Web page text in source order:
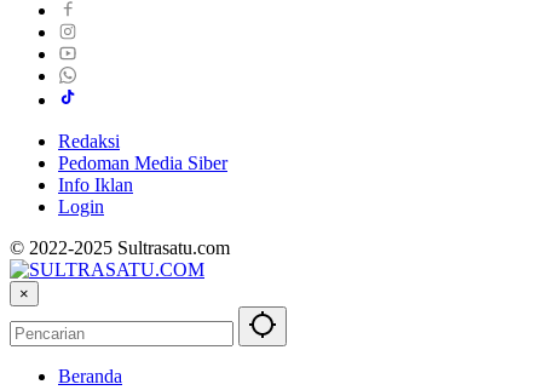
Redaksi
Pedoman Media Siber
Info Iklan
Login
© 2022-2025 Sultrasatu.com
×
Beranda